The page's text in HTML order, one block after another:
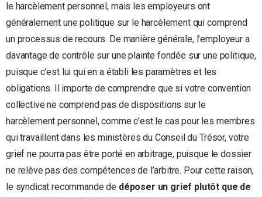
le harcèlement personnel, mais les employeurs ont
généralement une politique sur le harcèlement qui comprend
un processus de recours. De manière générale, l’employeur a
davantage de contrôle sur une plainte fondée sur une politique,
puisque c’est lui qui en a établi les paramètres et les
obligations. Il importe de comprendre que si votre convention
collective ne comprend pas de dispositions sur le
harcèlement personnel, comme c’est le cas pour les membres
qui travaillent dans les ministères du Conseil du Trésor, votre
grief ne pourra pas être porté en arbitrage, puisque le dossier
ne relève pas des compétences de l’arbitre. Pour cette raison,
le syndicat recommande de déposer un grief plutôt que de